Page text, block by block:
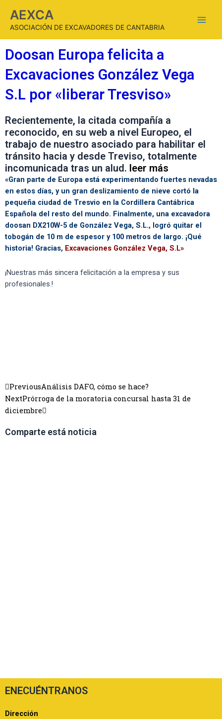
AEXCA
ASOCIACIÓN DE EXCAVADORES DE CANTABRIA
Doosan Europa felicita a
Excavaciones González Vega
S.L por «liberar Tresviso»
Recientemente, la citada compañía a
reconocido, en su web a nivel Europeo, el
trabajo de nuestro asociado para habilitar el
tránsito hacia y desde Treviso, totalmente
incomunicada tras un alud. leer más
«Gran parte de Europa está experimentando fuertes nevadas
en estos días, y un gran deslizamiento de nieve cortó la
pequeña ciudad de Tresvio en la Cordillera Cantábrica
Española del resto del mundo. Finalmente, una excavadora
doosan DX210W-5 de González Vega, S.L., logró quitar el
tobogán de 10 m de espesor y 100 metros de largo. ¡Qué
historia! Gracias, Excavaciones González Vega, S.L»
¡Nuestras más sincera felicitación a la empresa y sus
profesionales.!
PreviousAnálisis DAFO, cómo se hace?
NextPrórroga de la moratoria concursal hasta 31 de
diciembre
Comparte está noticia
ENECUÉNTRANOS
Dirección